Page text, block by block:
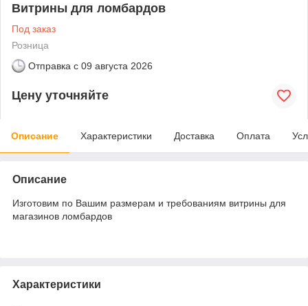
Витрины для ломбардов
Под заказ
Розница
Отправка с 09 августа 2026
Цену уточняйте
Описание Характеристики Доставка Оплата
Описание
Изготовим по Вашим размерам и требованиям витрины для
магазинов ломбардов
Характеристики